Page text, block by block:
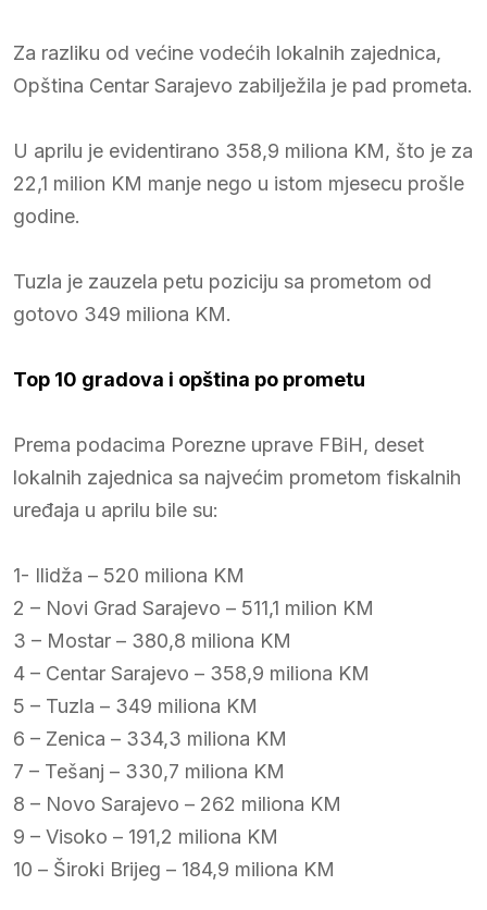
Za razliku od većine vodećih lokalnih zajednica,
Opština Centar Sarajevo zabilježila je pad prometa.
U aprilu je evidentirano 358,9 miliona KM, što je za
22,1 milion KM manje nego u istom mjesecu prošle
godine.
Tuzla je zauzela petu poziciju sa prometom od
gotovo 349 miliona KM.
Top 10 gradova i opština po prometu
Prema podacima Porezne uprave FBiH, deset
lokalnih zajednica sa najvećim prometom fiskalnih
uređaja u aprilu bile su:
1- Ilidža – 520 miliona KM
2 – Novi Grad Sarajevo – 511,1 milion KM
3 – Mostar – 380,8 miliona KM
4 – Centar Sarajevo – 358,9 miliona KM
5 – Tuzla – 349 miliona KM
6 – Zenica – 334,3 miliona KM
7 – Tešanj – 330,7 miliona KM
8 – Novo Sarajevo – 262 miliona KM
9 – Visoko – 191,2 miliona KM
10 – Široki Brijeg – 184,9 miliona KM